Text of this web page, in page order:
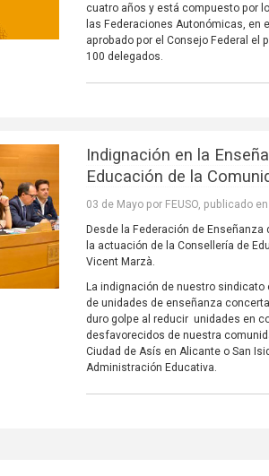
cuatro años y está compuesto por
las Federaciones Autonómicas, en
aprobado por el Consejo Federal el
100 delegados.
Indignación en la
Educación de la
03 de Mayo por FEUSO, publicado
Desde la Federación de
la actuación de la Consellería de
Vicent Marzà.
La indignación de nuestro
de unidades de enseñanza
duro golpe al reducir unidades en
desfavorecidos de nuestra
Ciudad de Asís en Alicante o San
Administración Educativa.